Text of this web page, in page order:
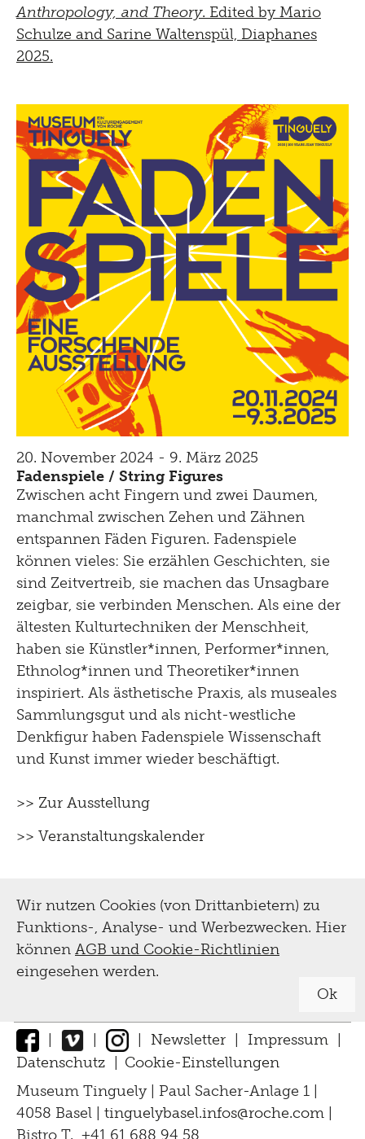
Anthropology, and Theory. Edited by Mario
Schulze and Sarine Waltenspül, Diaphanes
2025.
20. November 2024 - 9. März 2025
Fadenspiele / String Figures
Zwischen acht Fingern und zwei Daumen,
manchmal zwischen Zehen und Zähnen
entspannen Fäden Figuren. Fadenspiele
können vieles: Sie erzählen Geschichten, sie
sind Zeitvertreib, sie machen das Unsagbare
zeigbar, sie verbinden Menschen. Als eine der
ältesten Kulturtechniken der Menschheit,
haben sie Künstler*innen, Performer*innen,
Ethnolog*innen und Theoretiker*innen
inspiriert. Als ästhetische Praxis, als museales
Sammlungsgut und als nicht-westliche
Denkfigur haben Fadenspiele Wissenschaft
und Kunst immer wieder beschäftigt.
>> Zur Ausstellung
>> Veranstaltungskalender
Wir nutzen Cookies (von Drittanbietern) zu
Funktions-, Analyse- und Werbezwecken. Hier
können AGB und Cookie-Richtlinien
eingesehen werden.
Ok
| | | Newsletter | Impressum |
Datenschutz
Cookie-Einstellungen
Museum Tinguely | Paul Sacher-Anlage 1 |
4058 Basel | tinguelybasel.infos@roche.com
Bistro T. +41 61 688 94 58